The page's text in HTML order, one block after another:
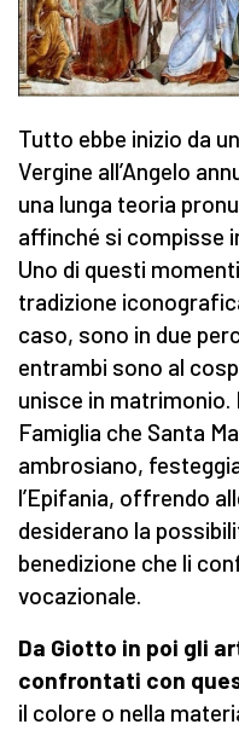
Tutto ebbe inizio da
Vergine all’Angelo
una lunga teoria
affinché si compisse
Uno di questi
tradizione
caso, sono in due
entrambi sono al
unisce in matrimonio.
Famiglia che Santa
ambrosiano,
l’Epifania, offrendo
desiderano la
benedizione che li
vocazionale.
Da Giotto in poi gli
confrontati con
il colore o nella